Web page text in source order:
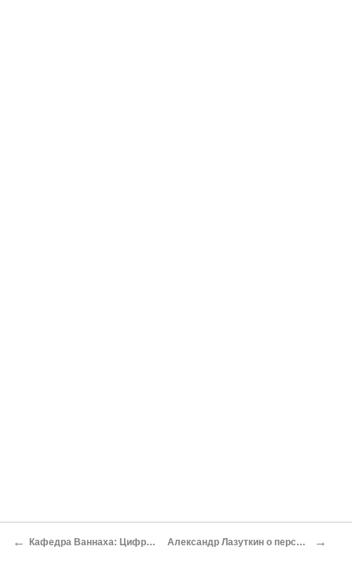
← Кафедра Ваннаха: Цифровая холодная война Александр Лазуткин о перспективах космонавтики →